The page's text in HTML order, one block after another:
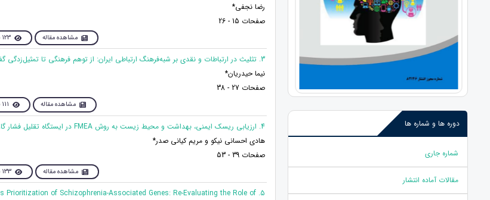
دوره ها و شماره ها
شماره جاری
مقالات آماده انتشار
رضا نجفی*
صفحات 15 - 26
مشاهده مقاله 123 بازدید
3. تثلیث در ارتباطات و نقدی بر شبه‌فرهنگ ارتباطی ایران: از توهم فرهنگی تا تمثیل‌زدگی گفتار
نیما حیدریان*
صفحات 27 - 38
مشاهده مقاله 111 بازدید
4. ارزیابی ریسک ایمنی، بهداشت و محیط زیست به روش FMEA در ایستگاه تقلیل فشار گاز شهر سنقر
هادی احسانی نیکو و مریم کیانی صدر*
صفحات 39 - 53
مشاهده مقاله 133 بازدید
Prioritization of Schizophrenia-Associated Genes: Re-Evaluating the Role of